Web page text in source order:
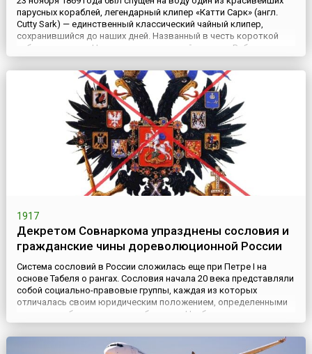
парусных кораблей, легендарный клипер «Катти Сарк» (англ.
Cutty Sark) — единственный классический чайный клипер,
сохранившийся до наших дней. Названный в честь короткой
рубашки ведьмы Нэнни из стихотворной повести Роберта
Бернса «Тэм о’Шентер», корабль был спроектирован
Геркулесом Линтоном. «Катти Сарк» — трехмачтовый чайный
1917
Декретом Совнаркома упразднены сословия и
гражданские чины дореволюционной России
Система сословий в России сложилась еще при Петре I на
основе Табеля о рангах. Сословия начала 20 века представляли
собой социально-правовые группы, каждая из которых
отличалась своим юридическим положением, определенными
правами и обязанностями в обществе. Наиболее
привилегированным, элитарным сословием являлось
дворянство. Практически сразу же после Октябрьской
революции Центральным Исполнит...